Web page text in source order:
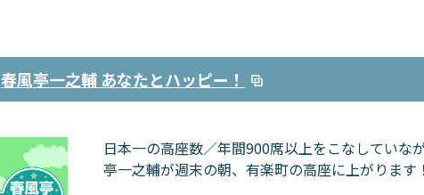
春風亭一之輔 あなたとハッピー！
日本一の高座数／年間900席以上をこなしてい
亭一之輔が週末の朝、有楽町の高座に上がります！